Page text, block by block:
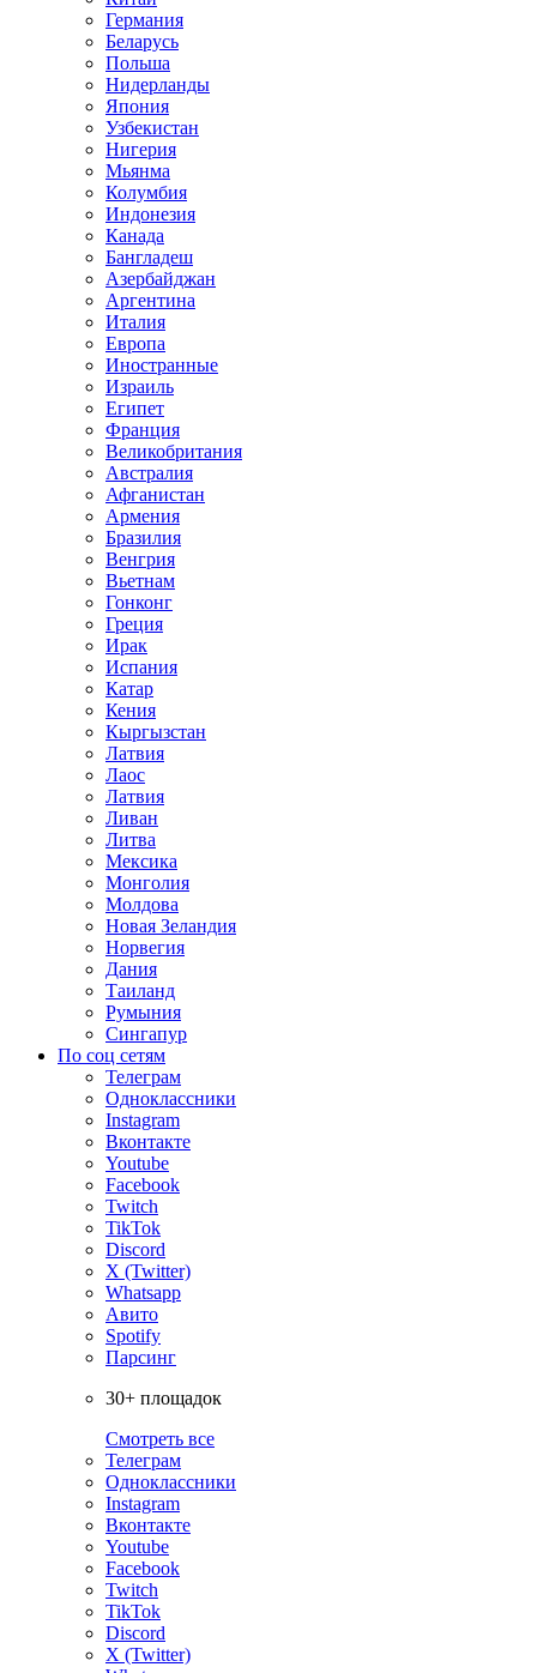
Германия
Беларусь
Польша
Нидерланды
Япония
Узбекистан
Нигерия
Мьянма
Колумбия
Индонезия
Канада
Бангладеш
Азербайджан
Аргентина
Италия
Европа
Иностранные
Израиль
Египет
Франция
Великобритания
Австралия
Афганистан
Армения
Бразилия
Венгрия
Вьетнам
Гонконг
Греция
Ирак
Испания
Катар
Кения
Кыргызстан
Латвия
Лаос
Латвия
Ливан
Литва
Мексика
Монголия
Молдова
Новая Зеландия
Норвегия
Дания
Таиланд
Румыния
Сингапур
По соц сетям
Телеграм
Одноклассники
Instagram
Вконтакте
Youtube
Facebook
Twitch
TikTok
Discord
X (Twitter)
Whatsapp
Авито
Spotify
Парсинг
30+ площадок
Смотреть все
Телеграм
Одноклассники
Instagram
Вконтакте
Youtube
Facebook
Twitch
TikTok
Discord
X (Twitter)